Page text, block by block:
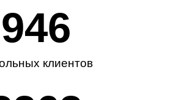
клиентов
985